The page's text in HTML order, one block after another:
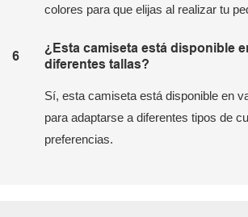
colores para que elijas al realizar tu
6
¿Esta camiseta está disponible
diferentes tallas?
Sí, esta camiseta está disponible en
para adaptarse a diferentes tipos de
preferencias.